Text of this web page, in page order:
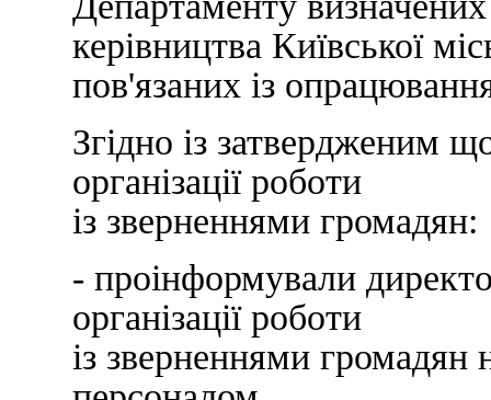
керівництва Київської
пов'язаних із
Згідно із затвердженим
організації роботи
із зверненнями громадян:
- проінформували
організації роботи
із зверненнями громадян